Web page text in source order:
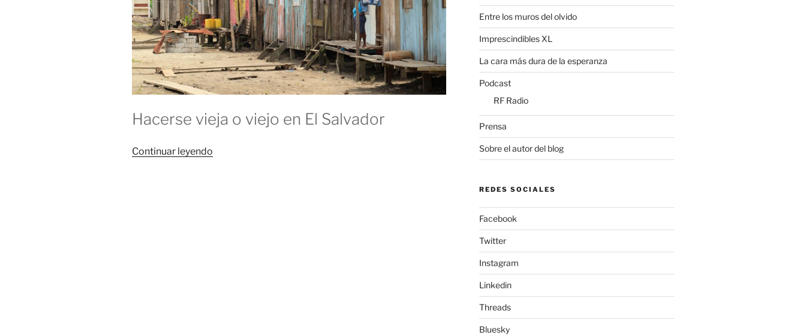
Hacerse vieja o viejo en El Salvador
Continuar leyendo
Entre los muros del olvido
Imprescindibles XL
La cara más dura de la esperanza
Podcast
RF Radio
Prensa
Sobre el autor del blog
REDES SOCIALES
Facebook
Twitter
Instagram
Linkedin
Threads
Bluesky